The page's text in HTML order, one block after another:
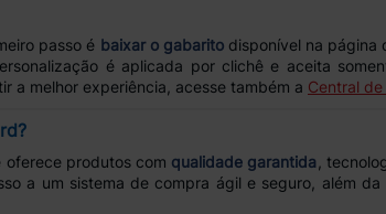
passo é baixar o gabaritodisponível na página
é aplicada por clichê e aceita
a melhor experiência, acesse também a Central
oferece produtos com qualidade garantida ,
a um sistema de compra ágil e seguro, além